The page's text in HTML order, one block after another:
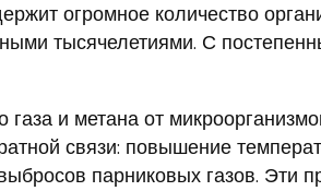
огромное количество
тысячелетиями. С
и метана от
связи: повышение
парниковых газов. Эти